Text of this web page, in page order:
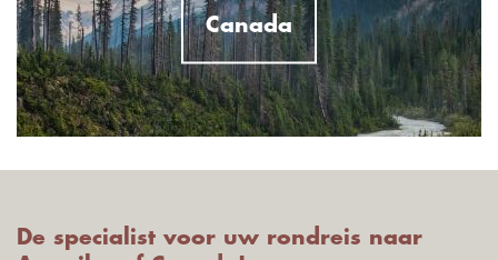
Canada
De specialist voor uw rondreis naar